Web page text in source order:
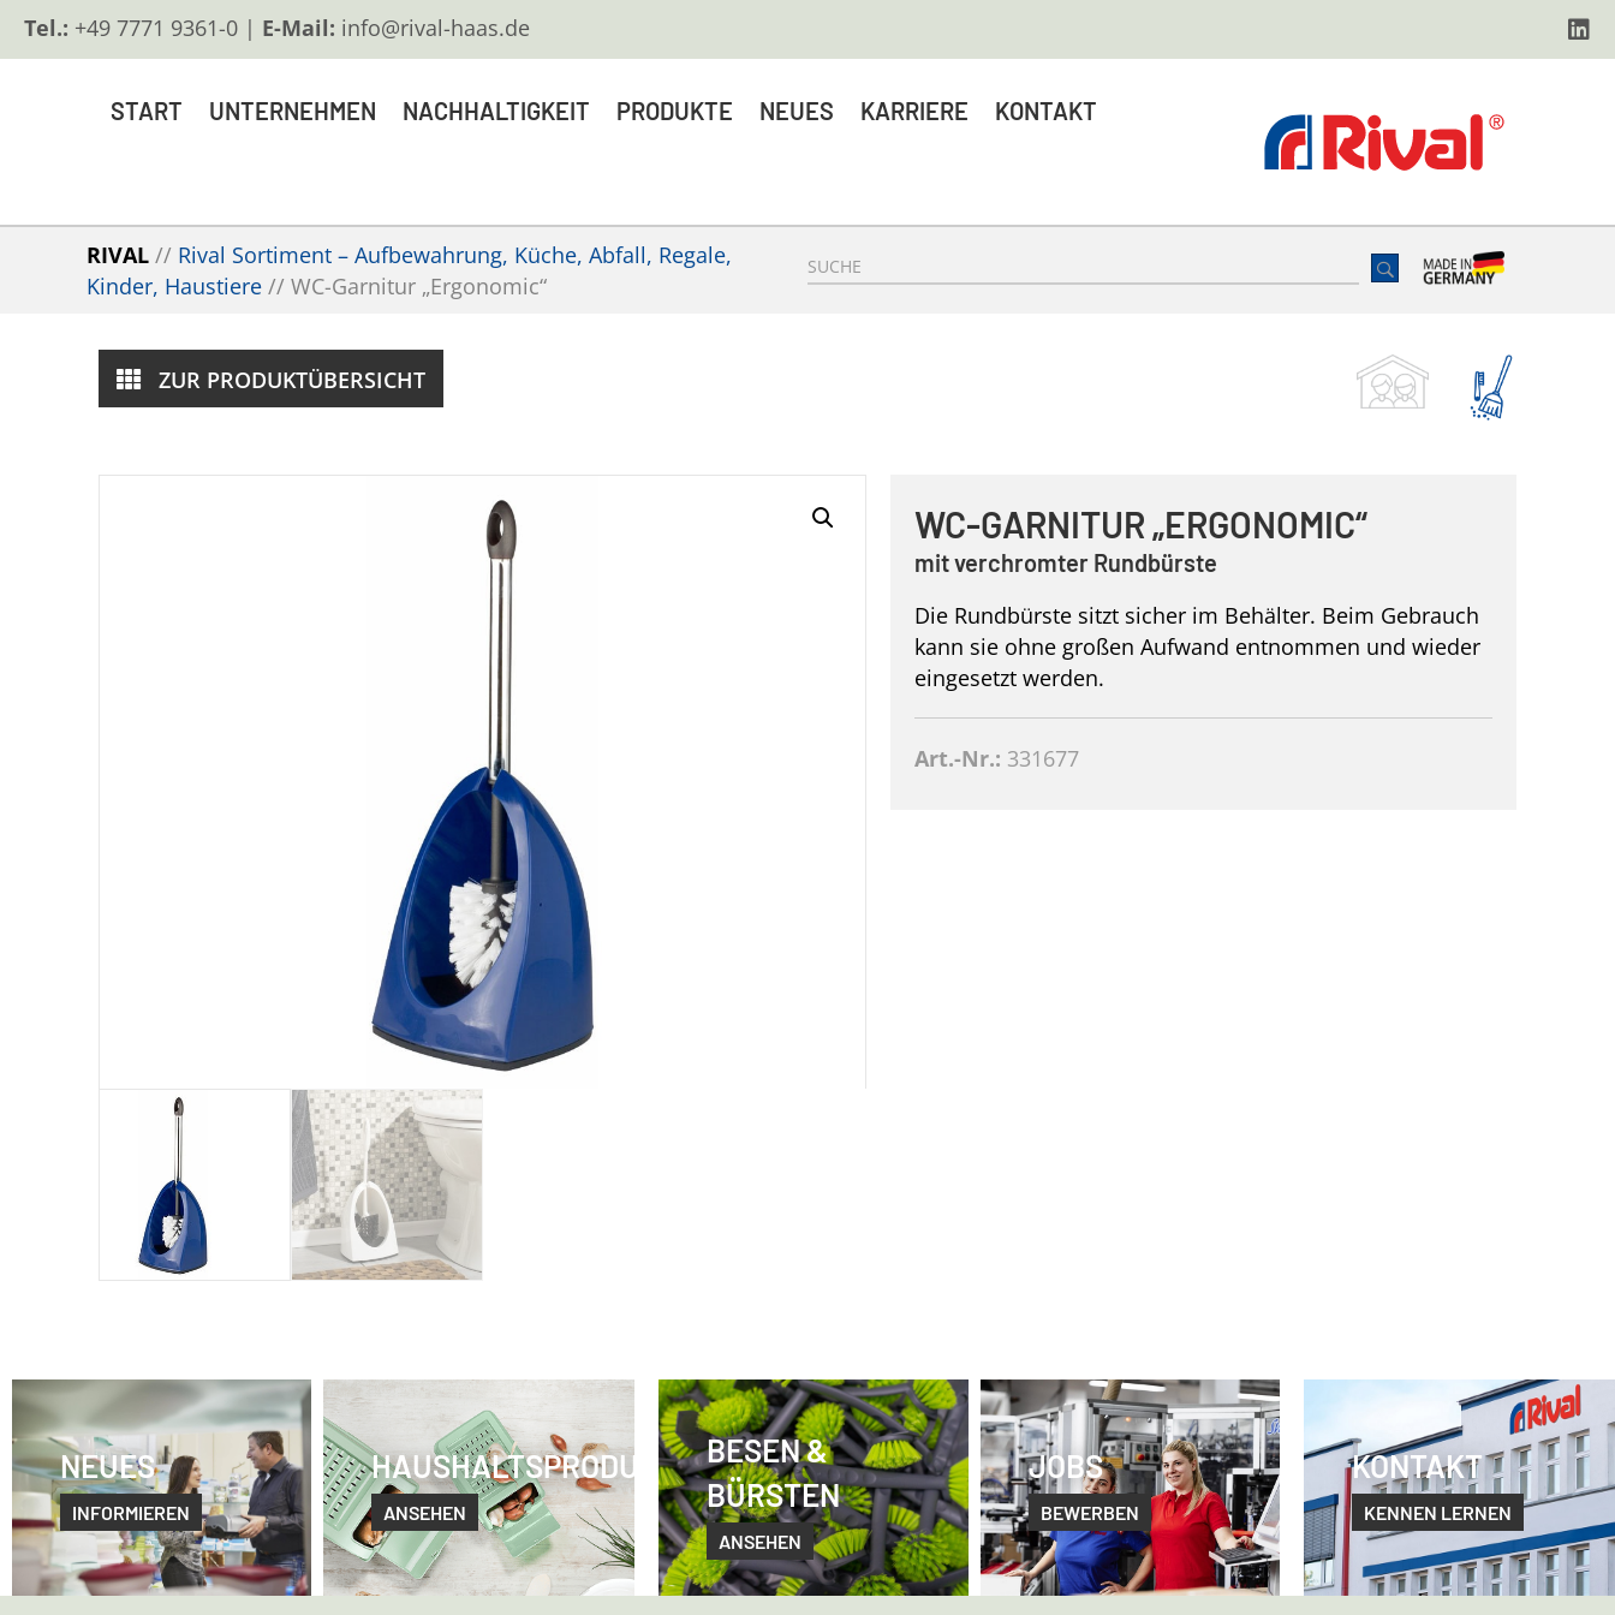
Tel.: +49 7771 9361-0 | E-Mail: info@rival-haas.de
START UNTERNEHMEN NACHHALTIGKEIT PRODUKTE NEUES KARRIERE KONTAKT
RIVAL // Rival Sortiment – Aufbewahrung, Küche, Abfall, Regale,
Kinder, Haustiere // WC-Garnitur „Ergonomic“
ZUR PRODUKTÜBERSICHT
WC-GARNITUR „ERGONOMIC“
mit verchromter Rundbürste
Die Rundbürste sitzt sicher im Behälter. Beim Gebrauch
kann sie ohne großen Aufwand entnommen und wieder
eingesetzt werden.
Art.-Nr.: 331677
NEUES
INFORMIEREN
HAUSHALTSPRODUKTE
ANSEHEN
BESEN &
BÜRSTEN
ANSEHEN
JOBS
BEWERBEN
KONTAKT
KENNEN LERNEN